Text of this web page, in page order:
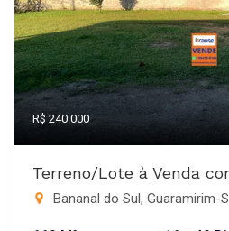
R$ 240.000
Terreno/Lote à Venda
Bananal do Sul, Guaramirim-